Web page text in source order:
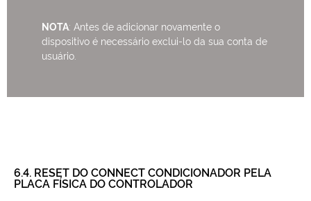
NOTA: Antes de adicionar novamente o
dispositivo é necessário exclui-lo da sua conta de
usuário.
6.4. RESET DO CONNECT CONDICIONADOR PELA
PLACA FÍSICA DO CONTROLADOR